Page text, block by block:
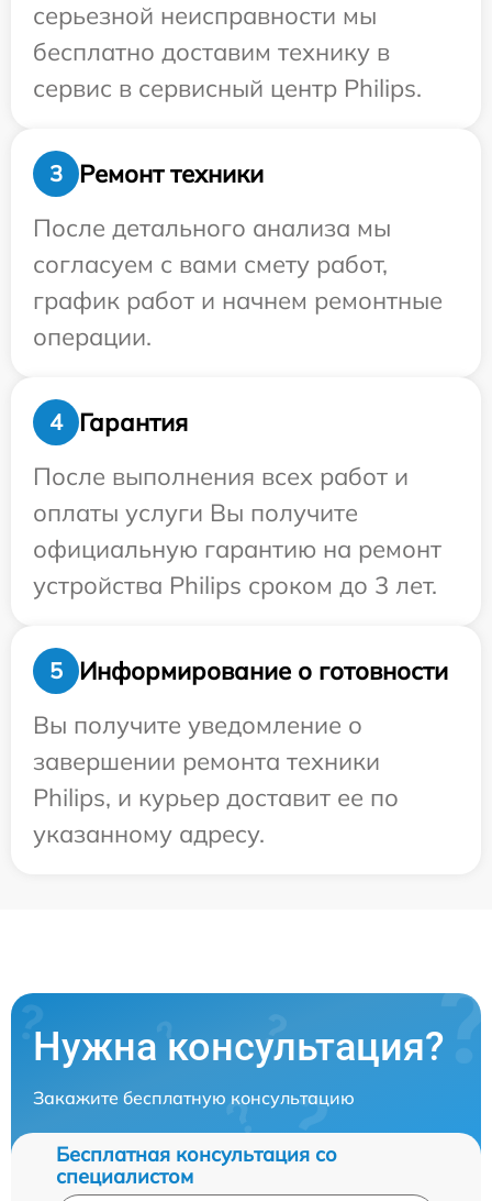
серьезной неисправности мы
бесплатно доставим технику в
сервис в сервисный центр Philips.
3
Ремонт техники
После детального анализа мы
согласуем с вами смету работ,
график работ и начнем ремонтные
операции.
4
Гарантия
После выполнения всех работ и
оплаты услуги Вы получите
официальную гарантию на ремонт
устройства Philips сроком до 3 лет.
5
Информирование о готовности
Вы получите уведомление о
завершении ремонта техники
Philips, и курьер доставит ее по
указанному адресу.
Нужна консультация?
Закажите бесплатную консультацию
Бесплатная консультация со
специалистом